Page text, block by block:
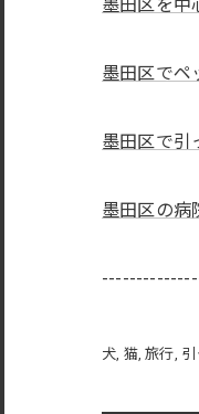
墨田区を中
墨田区でペ
墨田区で引
墨田区の病
犬 猫 旅行